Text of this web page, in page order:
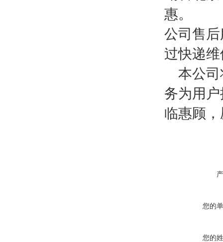
惠。
公司售
过快递
本公司
务为用
临惠顾
您的
您的